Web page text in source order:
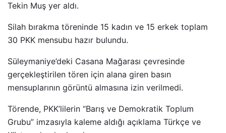
Tekin Muş yer aldı.
Silah bırakma töreninde 15 kadın ve 15 erkek toplam
30 PKK mensubu hazır bulundu.
Süleymaniye’deki Casana Mağarası çevresinde
gerçekleştirilen tören için alana giren basın
mensuplarının görüntü almasına izin verilmedi.
Törende, PKK’lilerin “Barış ve Demokratik Toplum
Grubu” imzasıyla kaleme aldığı açıklama Türkçe ve